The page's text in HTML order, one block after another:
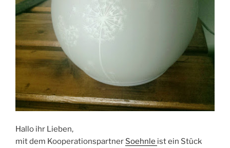
Hallo ihr Lieben,
mit dem Kooperationspartner Soehnle ist ein Stück